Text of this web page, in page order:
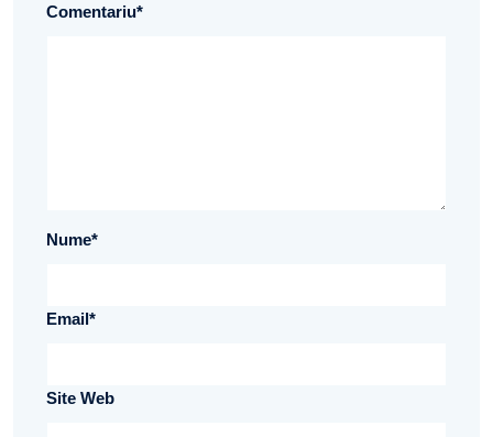
Comentariu*
Nume*
Email*
Site Web